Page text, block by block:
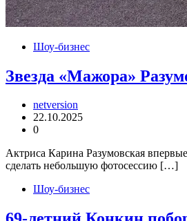
Шоу-бизнес
Звезда «Мажора»
netversion
22.10.2025
0
Актриса Карина Разумовская
сделать небольшую фотосессию […]
Шоу-бизнес